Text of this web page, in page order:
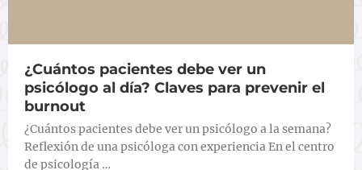
¿Cuántos pacientes debe ver un
psicólogo al día? Claves para prevenir el
burnout
¿Cuántos pacientes debe ver un psicólogo a la semana?
Reflexión de una psicóloga con experiencia En el centro
de psicología …